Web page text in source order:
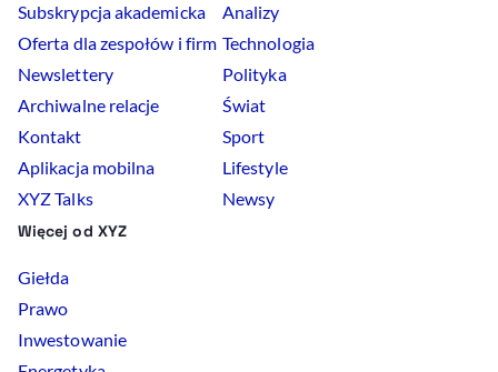
Subskrypcja akademicka
Oferta dla zespołów i firm
Newslettery
Archiwalne relacje
Kontakt
Aplikacja mobilna
XYZ Talks
Analizy
Technologia
Polityka
Świat
Sport
Lifestyle
Newsy
Więcej od XYZ
Giełda
Prawo
Inwestowanie